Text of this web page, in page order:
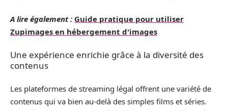
A lire également : Guide pratique pour utiliser
Zupimages en hébergement d'images
Une expérience enrichie grâce à la diversité des
contenus
Les plateformes de streaming légal offrent une variété de
contenus qui va bien au-delà des simples films et séries.